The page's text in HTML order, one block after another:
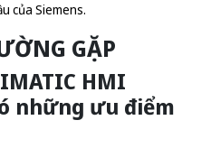
của Siemens.
GẶP
HMI
những ưu điểm